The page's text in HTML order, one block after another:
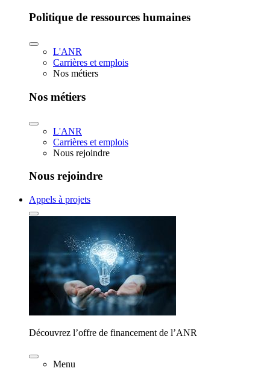
Politique de ressources humaines
L'ANR
Carrières et emplois
Nos métiers
Nos métiers
L'ANR
Carrières et emplois
Nous rejoindre
Nous rejoindre
Appels à projets
Découvrez l’offre de financement de l’ANR
Menu